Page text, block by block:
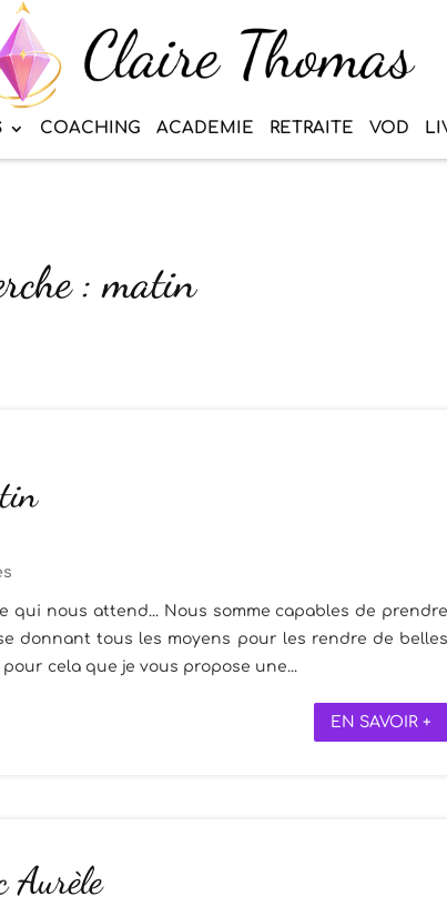
COACHING ACADEMIE RETRAITE VOD
: matin
qui nous attend... Nous somme capables de
donnant tous les moyens pour les rendre de
cela que je vous propose une...
EN SAVOIR +
Aurèle